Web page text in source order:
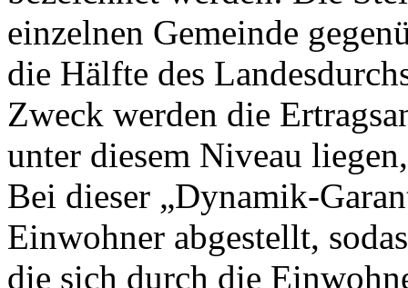
einzelnen Gemeinde
die Hälfte des
Zweck werden die
unter diesem Niveau
Bei dieser „Dynamik-
Einwohner abgestellt,
die sich durch die